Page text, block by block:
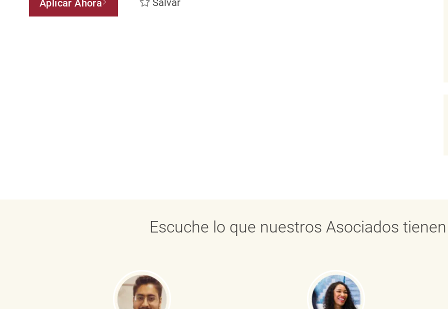
Aplicar Ahora Salvar
Escuche lo que nuestros Asociados